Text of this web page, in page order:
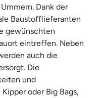
Dank der
Baustofflieferanten
gewünschten
eintreffen. Neben
auch die
Die
und
oder Big Bags,